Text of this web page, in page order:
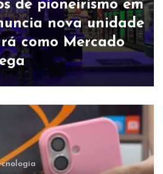
de pioneirismo em
nova unidade
como Mercado